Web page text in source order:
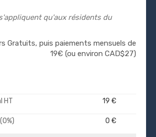
qu'aux résidents du
Gratuits, puis paiements mensuels de
19€ (ou environ CAD$27)
HT 19 €
0 €